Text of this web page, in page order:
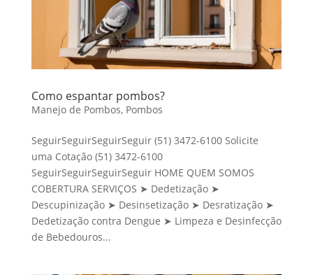
Como espantar pombos?
Manejo de Pombos, Pombos
SeguirSeguirSeguirSeguir (51) 3472-6100 Solicite
uma Cotação (51) 3472-6100
SeguirSeguirSeguirSeguir HOME QUEM SOMOS
COBERTURA SERVIÇOS ➤ Dedetização ➤
Descupinização ➤ Desinsetização ➤ Desratização ➤
Dedetização contra Dengue ➤ Limpeza e Desinfecção
de Bebedouros...